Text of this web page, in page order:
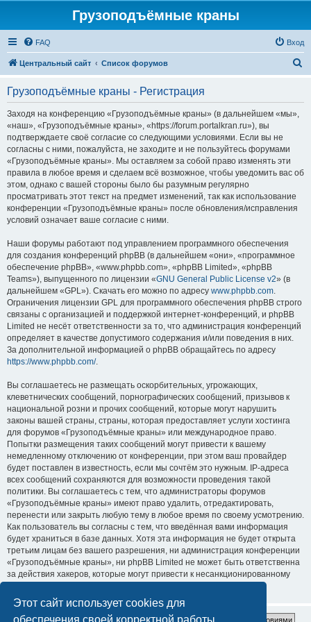
Этот сайт использует cookies для
обеспечения своей корректной работы.
Грузоподъёмные краны
FAQ Вход
Центральный сайт Список форумов
Грузоподъёмные краны - Регистрация
Заходя на конференцию «Грузоподъёмные краны» (в дальнейшем «мы»,
«наш», «Грузоподъёмные краны», «https://forum.portalkran.ru»), вы
подтверждаете своё согласие со следующими условиями. Если вы не
согласны с ними, пожалуйста, не заходите и не пользуйтесь форумами
«Грузоподъёмные краны». Мы оставляем за собой право изменять эти
правила в любое время и сделаем всё возможное, чтобы уведомить вас об
этом, однако с вашей стороны было бы разумным регулярно
просматривать этот текст на предмет изменений, так как использование
конференции «Грузоподъёмные краны» после обновления/исправления
условий означает ваше согласие с ними.
Наши форумы работают под управлением программного обеспечения
для создания конференций phpBB (в дальнейшем «они», «программное
обеспечение phpBB», «www.phpbb.com», «phpBB Limited», «phpBB
Teams»), выпущенного по лицензии «GNU General Public License v2» (в
дальнейшем «GPL»). Скачать его можно по адресу www.phpbb.com.
Ограничения лицензии GPL для программного обеспечения phpBB строго
связаны с организацией и поддержкой интернет-конференций, и phpBB
Limited не несёт ответственности за то, что администрация конференций
определяет в качестве допустимого содержания и/или поведения в них.
За дополнительной информацией о phpBB обращайтесь по адресу
https://www.phpbb.com/.
Вы соглашаетесь не размещать оскорбительных, угрожающих,
клеветнических сообщений, порнографических сообщений, призывов к
национальной розни и прочих сообщений, которые могут нарушить
законы вашей страны, страны, которая предоставляет услуги хостинга
для форумов «Грузоподъёмные краны» или международное право.
Попытки размещения таких сообщений могут привести к вашему
немедленному отключению от конференции, при этом ваш провайдер
будет поставлен в известность, если мы сочтём это нужным. IP-адреса
всех сообщений сохраняются для возможности проведения такой
политики. Вы соглашаетесь с тем, что администраторы форумов
«Грузоподъёмные краны» имеют право удалить, отредактировать,
перенести или закрыть любую тему в любое время по своему усмотрению.
Как пользователь вы согласны с тем, что введённая вами информация
будет храниться в базе данных. Хотя эта информация не будет открыта
третьим лицам без вашего разрешения, ни администрация конференции
«Грузоподъёмные краны», ни phpBB Limited не может быть ответственна
за действия хакеров, которые могут привести к несанкционированному